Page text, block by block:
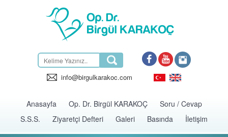
info@birgulkarakoc.com
Anasayfa Op. Dr. Birgül KARAKOÇ
Soru / Cevap
S.S.S.
Ziyaretçi Defteri Galeri Basında İletişim